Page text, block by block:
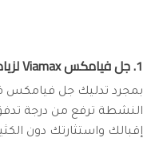
1. جل فيامكس Viamax لزيادة الرغبة والنشوة للنساء:
بمجرد تدليك جل فيامكس
النشطة ترفع من درجة
إقبالك واستثارتك دون